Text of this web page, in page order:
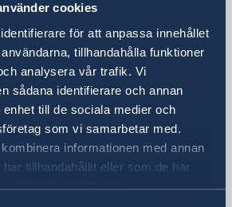
cookies
för att anpassa innehållet
tillhandahålla funktioner
analysera vår trafik. Vi
sådana identifierare och annan
till de sociala medier och
som vi samarbetar med.
informationen med annan
tillhandahållit eller som de har
använt deras tjänster.
Etage
Avenues Batetela et des
Gombe
du Congo
de Suède